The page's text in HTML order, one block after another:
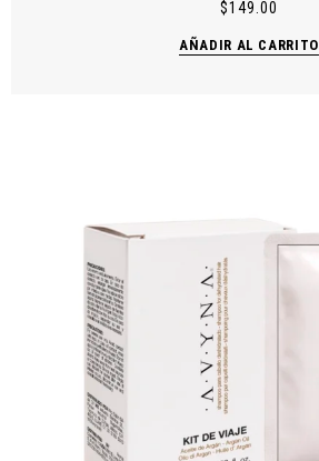
$149.00
AÑADIR AL CARRITO